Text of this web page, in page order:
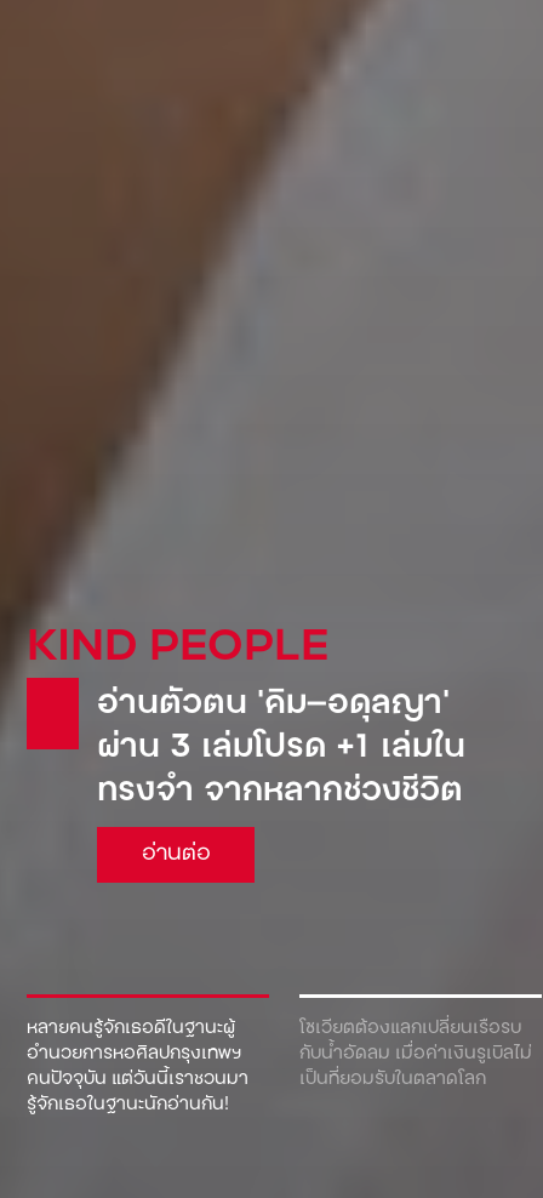
หลายคนรู้จักเธอดีในฐานะผู้
อำนวยการหอศิลปกรุงเทพฯ
คนปัจจุบัน แต่วันนี้เราชวนมา
รู้จักเธอในฐานะนักอ่านกัน!
โซเวียตต้องแลกเปลี่ยนเรือรบ
กับน้ำอัดลม เมื่อค่าเงินรูเบิลไม่
เป็นที่ยอมรับในตลาดโลก
KIND PEOPLE
อ่านตัวตน ‘คิม—อดุลญา’
ผ่าน 3 เล่มโปรด +1 เล่มใน
ทรงจำ จากหลากช่วงชีวิต
อ่านต่อ